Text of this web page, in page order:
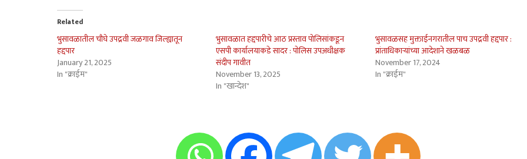
Related
भुसावळातील चौघे उपद्रवी जळगाव जिल्ह्यातून
हद्दपार
January 21, 2025
In "क्राईम"
भुसावळात हद्दपारीचे आठ प्रस्ताव पोलिसांकडून
एसपी कार्यालयाकडे सादर : पोलिस उपअधीक्षक
संदीप गावीत
November 13, 2025
In "खान्देश"
भुसावळसह मुक्ताईनगरातील पाच उपद्रवी हद्दपार :
प्रांताधिकार्‍यांच्या आदेशाने खळबळ
November 17, 2024
In "क्राईम"